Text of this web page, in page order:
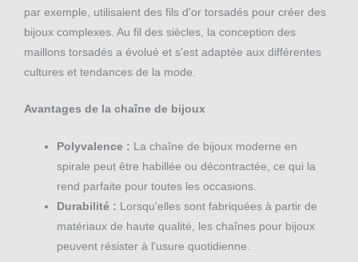
par exemple, utilisaient des fils d'or torsadés pour créer des
bijoux complexes. Au fil des siècles, la conception des
maillons torsadés a évolué et s'est adaptée aux différentes
cultures et tendances de la mode.
Avantages de la chaîne de bijoux
Polyvalence : La chaîne de bijoux moderne en
spirale peut être habillée ou décontractée, ce qui la
rend parfaite pour toutes les occasions.
Durabilité : Lorsqu'elles sont fabriquées à partir de
matériaux de haute qualité, les chaînes pour bijoux
peuvent résister à l'usure quotidienne.